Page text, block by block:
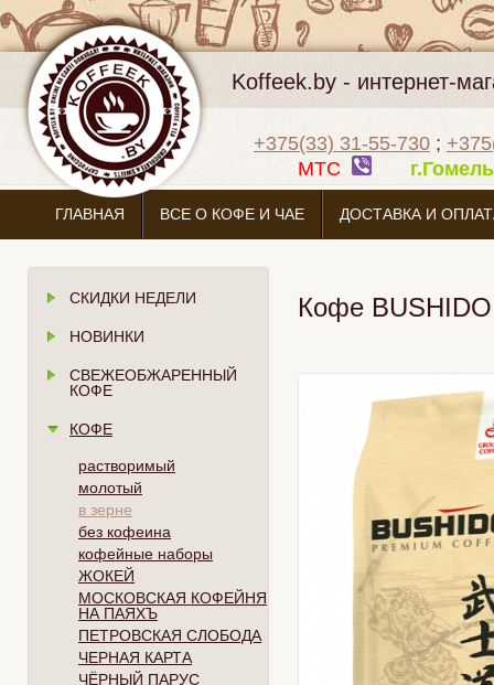
Koffeek.by - интернет-
+375(33) 31-55-730 ;
МТС
ГЛАВНАЯ ВСЕ О КОФЕ И ЧАЕ ДОСТАВКА И
СКИДКИ НЕДЕЛИ
НОВИНКИ
СВЕЖЕОБЖАРЕННЫЙ
КОФЕ
КОФЕ
растворимый
молотый
в зерне
без кофеина
кофейные наборы
ЖОКЕЙ
МОСКОВСКАЯ КОФЕЙНЯ
НА ПАЯХЪ
ПЕТРОВСКАЯ СЛОБОДА
ЧЕРНАЯ КАРТА
ЧЁРНЫЙ ПАРУС
Кофе